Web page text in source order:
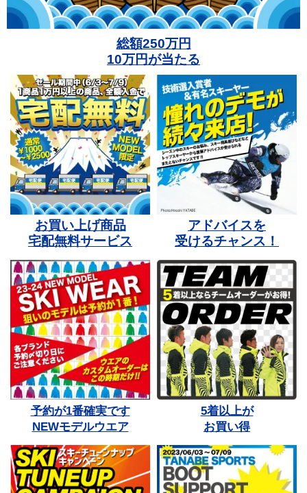
総額250万円
10万円が当たる
お買い上げ商品
宅配無料サービス
アドバイスを
受けるチャンス！
予約が1番確実です
NEWモデルウエア
5着以上が
お買い得